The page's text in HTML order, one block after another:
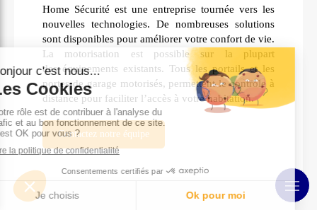
Home Sécurité est une entreprise tournée vers les
nouvelles technologies. De nombreuses solutions
sont disponibles pour améliorer votre confort de vie.
La motorisation est possible sur la plupart
des équipements existants. Tous les portails et les
portes de garage motorisés, permettent le contrôle à
distance pour faciliter l’accès à votre habitation.
Contactez notre équipe